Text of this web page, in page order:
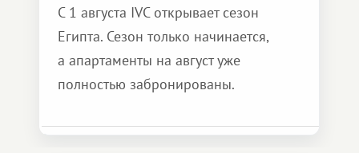
С 1 августа IVC открывает сезон
Египта. Сезон только начинается,
а апартаменты на август уже
полностью забронированы.